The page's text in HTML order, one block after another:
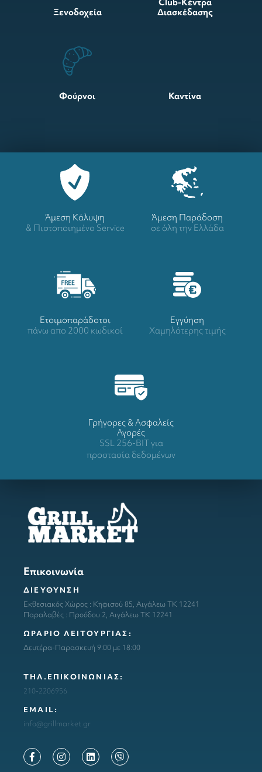
Ξενοδοχεία
Διασκέδασης
Φούρνοι Καντίνα
Άμεση Κάλυψη
& Πιστοποιημένο Service
Άμεση Παράδοση
σε όλη την Ελλάδα
Ετοιμοπαράδοτοι
πάνω απο 2000 κωδικοί
Eγγύηση
Χαμηλότερης τιμής
Γρήγορες & Ασφαλείς
Αγορές
SSL 256-BIT για
προστασία δεδομένων
Επικοινωνία
ΔΙΕΥΘΥΝΣΗ
Εκθεσιακός Χώρος : Κηφισού 85, Αιγάλεω ΤΚ 12241
Παραλαβές : Προόδου 2, Αιγάλεω ΤΚ 12241
ΩΡΑΡΙΟ ΛΕΙΤΟΥΡΓΙΑΣ:
Δευτέρα-Παρασκευή 9:00 με 18:00
ΤΗΛ.ΕΠΙΚΟΙΝΩΝΙΑΣ:
210-2206956
ΕΜΑΙL:
info@grillmarket.gr